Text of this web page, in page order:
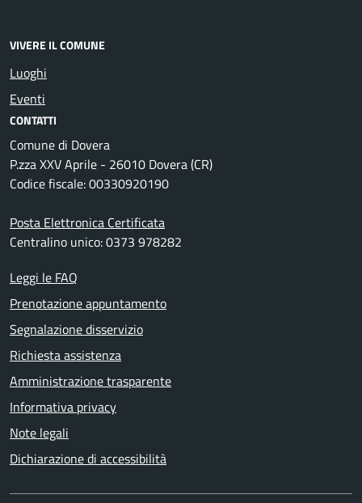
VIVERE IL COMUNE
Luoghi
Eventi
CONTATTI
Comune di Dovera
P.zza XXV Aprile - 26010 Dovera (CR)
Codice fiscale: 00330920190
Posta Elettronica Certificata
Centralino unico: 0373 978282
Leggi le FAQ
Prenotazione appuntamento
Segnalazione disservizio
Richiesta assistenza
Amministrazione trasparente
Informativa privacy
Note legali
Dichiarazione di accessibilità